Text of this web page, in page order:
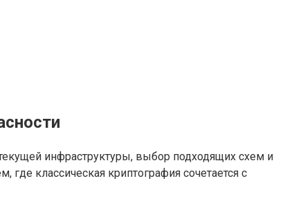
инфраструктуры, выбор подходящих схем и
классическая криптография сочетается с